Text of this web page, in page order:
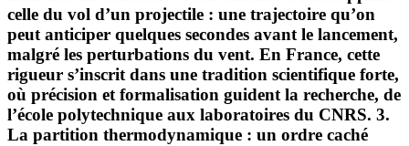
celle du vol d’un projectile : une trajectoire qu’on
peut anticiper quelques secondes avant le lancement,
malgré les perturbations du vent. En France, cette
rigueur s’inscrit dans une tradition scientifique forte,
où précision et formalisation guident la recherche, de
l’école polytechnique aux laboratoires du CNRS. 3.
La partition thermodynamique : un ordre caché